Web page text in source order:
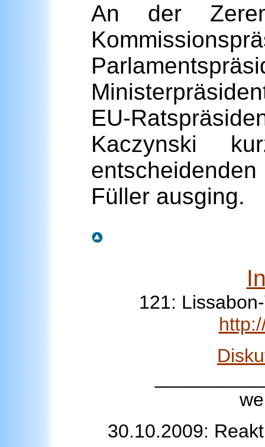
An der
EU-
Kaczynski
Füller ausging.
121:
30.10.2009: